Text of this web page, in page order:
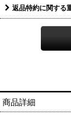
返品特約に関する
商品詳細